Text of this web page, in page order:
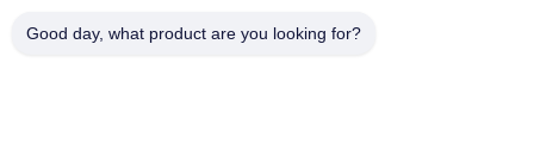
Good day, what product are you looking for?